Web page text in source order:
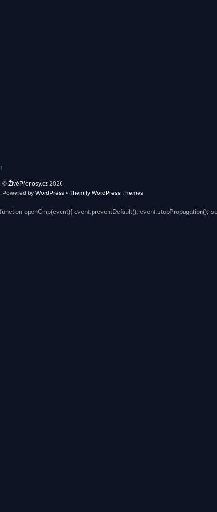
↑
© ŽivéPřenosy.cz 2026
Powered by WordPress • Themify WordPress Themes
function openCmp(event){ event.preventDefault(); event.stopPropagation();